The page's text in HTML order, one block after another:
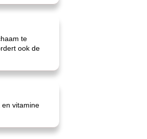
te
ook de
vitamine